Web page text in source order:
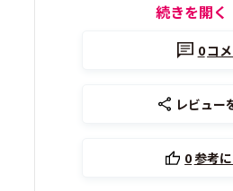
続きを開く
0コ
レビュー
0参考